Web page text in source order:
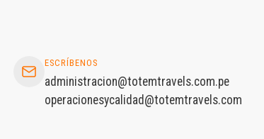
ESCRÍBENOS
administracion@totemtravels.com.pe
operacionesycalidad@totemtravels.com